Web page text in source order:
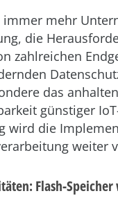
immer mehr
die
zahlreichen
das
günstiger
wird die
weiter
Flash-